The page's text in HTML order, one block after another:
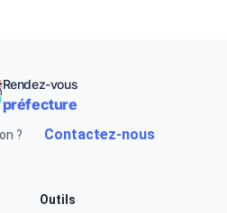
Rendez-vous
préfecture
? Contactez-nous
Outils